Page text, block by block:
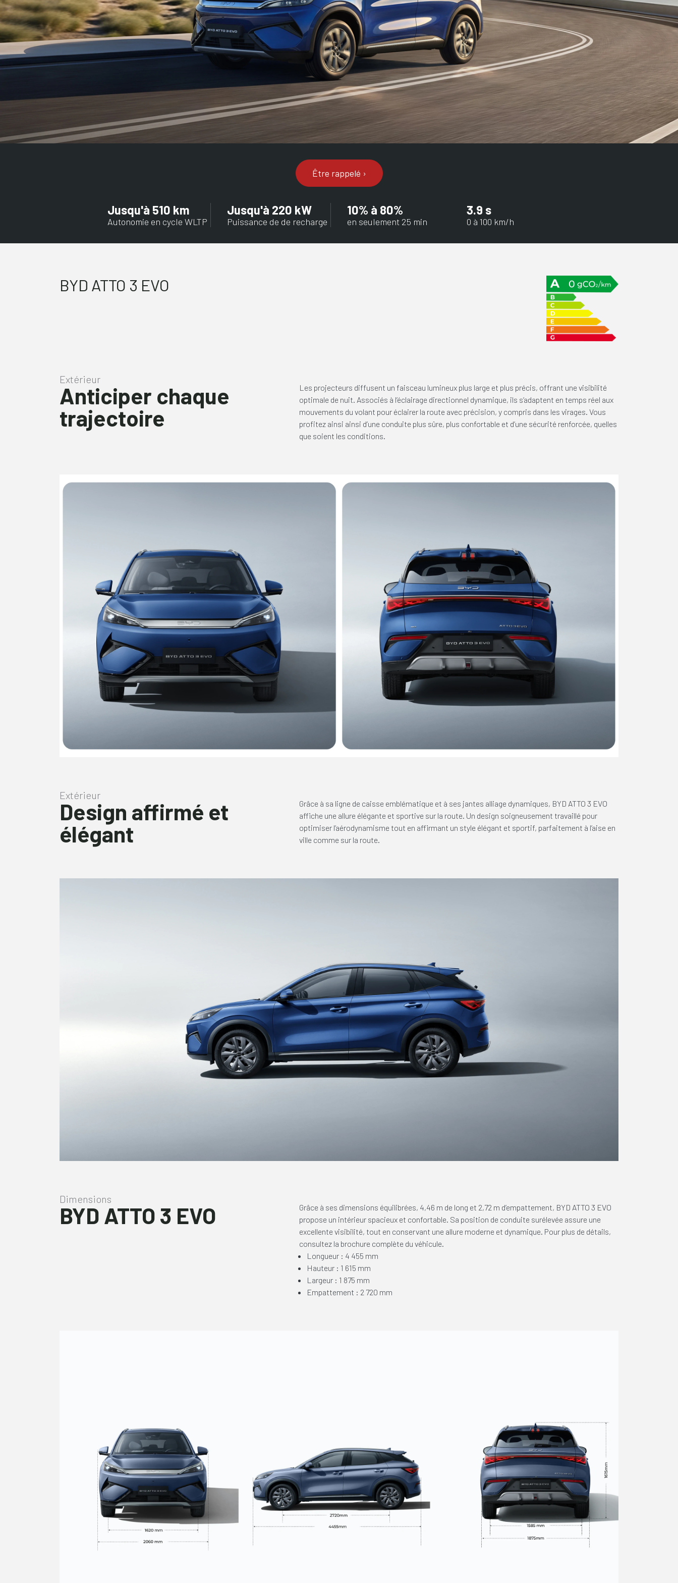
Être rappelé ›
Jusqu'à 510 km
Autonomie en cycle WLTP
Jusqu'à 220 kW
Puissance de de recharge
10% à 80%
en seulement 25 min
3.9 s
0 à 100 km/h
BYD ATTO 3 EVO
Extérieur
Anticiper chaque
trajectoire
Les projecteurs diffusent un faisceau lumineux plus large et plus précis, offrant une visibilité
optimale de nuit. Associés à l’éclairage directionnel dynamique, ils s’adaptent en temps réel aux
mouvements du volant pour éclairer la route avec précision, y compris dans les virages. Vous
profitez ainsi ainsi d’une conduite plus sûre, plus confortable et d’une sécurité renforcée, quelles
que soient les conditions.
Extérieur
Design affirmé et
élégant
Grâce à sa ligne de caisse emblématique et à ses jantes alliage dynamiques, BYD ATTO 3 EVO
affiche une allure élégante et sportive sur la route. Un design soigneusement travaillé pour
optimiser l’aérodynamisme tout en affirmant un style élégant et sportif, parfaitement à l’aise en
ville comme sur la route.
Dimensions
BYD ATTO 3 EVO
Grâce à ses dimensions équilibrées, 4,46 m de long et 2,72 m d’empattement, BYD ATTO 3 EVO
propose un intérieur spacieux et confortable. Sa position de conduite surélevée assure une
excellente visibilité, tout en conservant une allure moderne et dynamique. Pour plus de détails,
consultez la brochure complète du véhicule.
Longueur : 4 455 mm
Hauteur : 1 615 mm
Largeur : 1 875 mm
Empattement : 2 720 mm